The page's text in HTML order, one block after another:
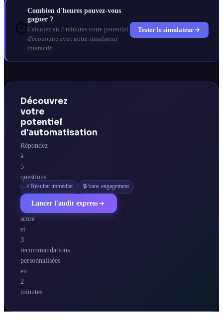
⏱️
Combien d'heures pouvez-vous
gagner ?
Calculez en 2 minutes votre potentiel
d'économie avec notre simulateur
interactif.
Tester le simulateur
Découvrez
votre
potentiel
d'automatisation
Répondez
à
5
questions
—
obtenez
votre
score
et
3
recommandations
personnalisées
en
2
minutes
⚡ Résultat immédiat 🔒 Sans engagement
Lancer l'audit express